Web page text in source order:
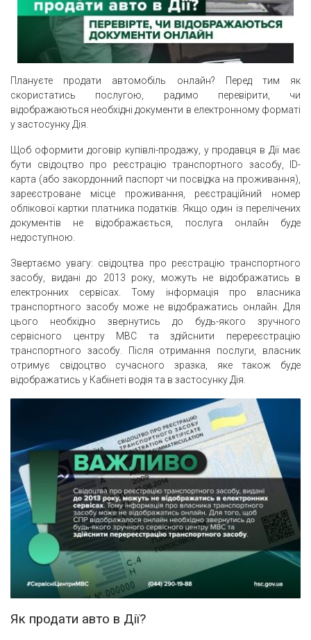
Плануєте продати автомобіль онлайн? Перед тим як
скористатись послугою, радимо перевірити, чи
відображаються необхідні документи в електронному форматі
у застосунку Дія.
Щоб оформити договір купівлі-продажу, у продавця в Дії має
бути свідоцтво про реєстрацію транспортного засобу, ID-
карта (або закордонний паспорт чи посвідка на проживання),
зареєстроване місце проживання, реєстраційний номер
облікової картки платника податків. Якщо один із перелічених
документів не відображається, послуга онлайн буде
недоступною.
Звертаємо увагу: свідоцтва про реєстрацію транспортного
засобу, видані до 2013 року, можуть не відображатись в
електронних сервісах. Тому інформація про власника
транспортного засобу може не відображатись онлайн. Для
цього необхідно звернутись до будь-якого зручного
сервісного центру МВС та здійснити перереєстрацію
транспортного засобу. Після отримання послуги, власник
отримує свідоцтво сучасного зразка, яке також буде
відображатись у Кабінеті водія та в застосунку Дія.
Як продати авто в Дії?